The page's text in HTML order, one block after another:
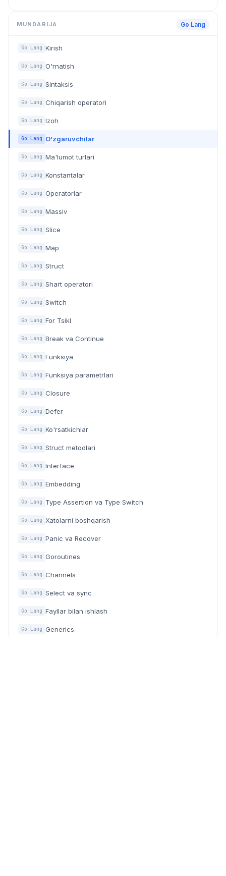
MUNDARIJA Go Lang
Go Lang Kirish
Go Lang O'rnatish
Go Lang Sintaksis
Go Lang Chiqarish operatori
Go Lang Izoh
Go Lang O'zgaruvchilar
Go Lang Ma'lumot turlari
Go Lang Konstantalar
Go Lang Operatorlar
Go Lang Massiv
Go Lang Slice
Go Lang Map
Go Lang Struct
Go Lang Shart operatori
Go Lang Switch
Go Lang For Tsikl
Go Lang Break va Continue
Go Lang Funksiya
Go Lang Funksiya parametrlari
Go Lang Closure
Go Lang Defer
Go Lang Ko'rsatkichlar
Go Lang Struct metodlari
Go Lang Interface
Go Lang Embedding
Go Lang Type Assertion va Type Switch
Go Lang Xatolarni boshqarish
Go Lang Panic va Recover
Go Lang Goroutines
Go Lang Channels
Go Lang Select va sync
Go Lang Fayllar bilan ishlash
Go Lang Generics